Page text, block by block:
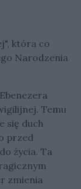
która co
Narodzenia
Temu
się duch
przed
życia. Ta
zmienia